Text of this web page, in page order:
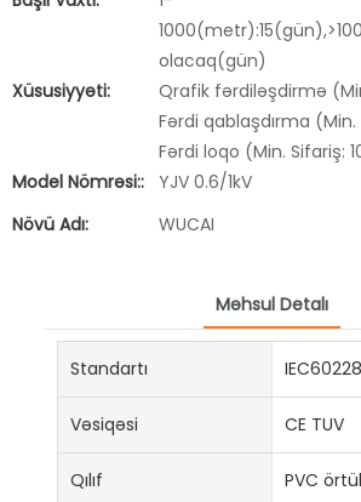
olacaq(gün)
Xüsusiyyəti:
Qrafik fərdiləşdirmə
Fərdi qablaşdırma
Fərdi loqo (Min. Sifariş:
Model Nömrəsi:: YJV 0.6/1kV
Növü Adı:
WUCAI
Məhsul Detalı
Standartı IEC60228
Vəsiqəsi CE TUV
Qılıf PVC